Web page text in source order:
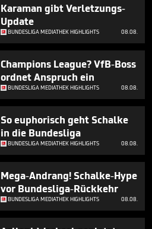
Karaman gibt Verletzungs-
Update
BUNDESLIGA MEDIATHEK HIGHLIGHTS 08.08.
Champions League? VfB-Boss
ordnet Anspruch ein
BUNDESLIGA MEDIATHEK HIGHLIGHTS 08.08.
So euphorisch geht Schalke
in die Bundesliga
BUNDESLIGA MEDIATHEK HIGHLIGHTS 08.08.
Mega-Andrang! Schalke-Hype
vor Bundesliga-Rückkehr
BUNDESLIGA MEDIATHEK HIGHLIGHTS 08.08.